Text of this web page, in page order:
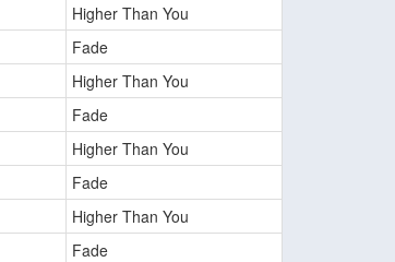
Higher Than You
Fade
Higher Than You
Fade
Higher Than You
Fade
Higher Than You
Fade